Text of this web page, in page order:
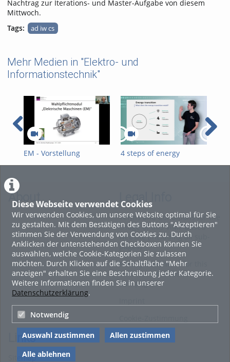
Diese Webseite verwendet Cookies
Wir verwenden Cookies, um unsere Website optimal für Sie
zu gestalten. Mit dem Bestätigen des Buttons "Akzeptieren"
stimmen Sie der Verwendung von Cookies zu. Durch
Anklicken der untenstehenden Checkboxen können Sie
auswählen, welche Cookie-Kategorien Sie zulassen
möchten. Durch Klicken auf die Schaltfläche "Mehr
anzeigen" erhalten Sie eine Beschreibung jeder Kategorie.
Weitere Informationen finden Sie in unserer
Datenschutzerklärung.
Notwendig
Auswahl zustimmen
Allen zustimmen
Alle ablehnen
Nachtrag zur Iterations- und Master-Aufgabe von diesem
Mittwoch.
Tags:
ad iw cs
Mehr Medien in "Elektro- und
Informationstechnik"
EM - Vorstellung
4 steps of energy
transition
About Legal Info
Terms and Conditions for the
Usage of this ViMP based
website (including all sub-
pages)
Privacy Statement for this
ViMP based Website incl.
Sub-pages
Links
Sitemap